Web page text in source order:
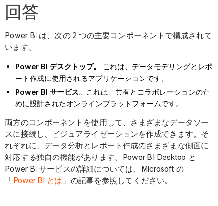
回答
Power BI は、次の 2 つの主要コンポーネントで構成されて
います。
Power BI デスクトップ。
これは、データモデリングとレポ
ート作成に使用されるアプリケーションです。
Power BI サービス。 これは、共有とコラボレーションのた
めに設計されたオンラインプラットフォームです。
両方のコンポーネントを使用して、さまざまなデータソー
スに接続し、ビジュアライゼーションを作成できます。そ
れぞれに、データ分析とレポート作成のさまざまな側面に
対応する独自の機能があります。Power BI Desktop と
Power BI サービスの詳細については、Microsoft の
「 Power BI とは 」の記事を参照してください。